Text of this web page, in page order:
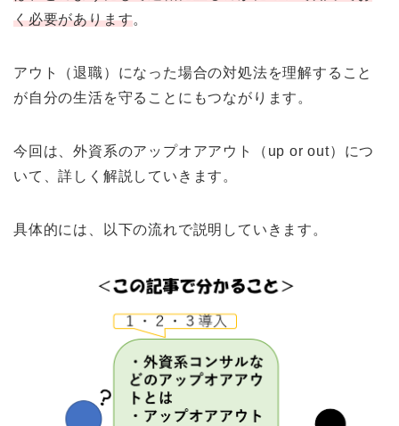
く必要があります。
アウト（退職）になった場合の対処法を理解すること
が自分の生活を守ることにもつながります。
今回は、外資系のアップオアアウト（up or out）につ
いて、詳しく解説していきます。
具体的には、以下の流れで説明していきます。